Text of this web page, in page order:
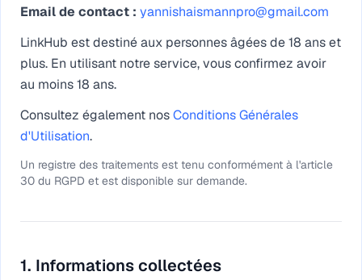
Email de contact : yannishaismannpro@gmail.com
LinkHub est destiné aux personnes âgées de 18 ans et
plus. En utilisant notre service, vous confirmez avoir
au moins 18 ans.
Consultez également nosConditions Générales
d'Utilisation.
Un registre des traitements est tenu conformément à l'article
30 du RGPD et est disponible sur demande.
1. Informations collectées